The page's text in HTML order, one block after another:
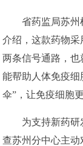
省药监局苏州检
介绍，这款药物采
两条信号通路，
能帮助人体免疫细
伞”，让免疫细胞
为支持新药研发
查苏州分中心主